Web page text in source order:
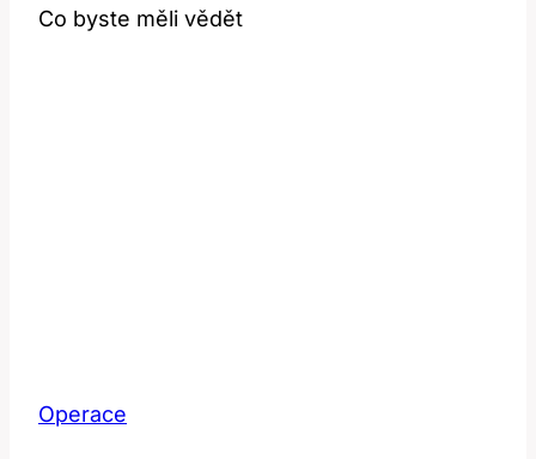
Co byste měli vědět
Operace